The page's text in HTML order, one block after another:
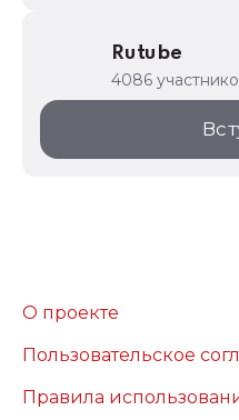
Rutube
4086
О проекте
Пользовательское
Правила